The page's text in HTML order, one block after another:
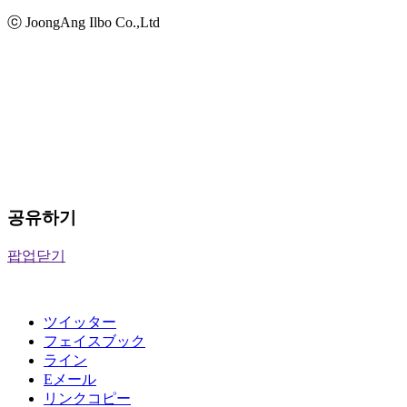
ⓒ JoongAng Ilbo Co.,Ltd
공유하기
팝업닫기
ツイッター
フェイスブック
ライン
Eメール
リンクコピー